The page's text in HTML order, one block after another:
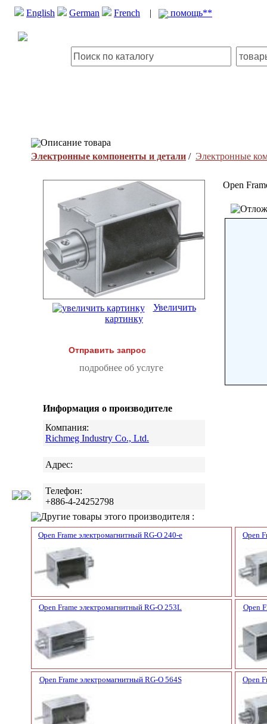
English German French | помощь**
Описание товара
Электронные компоненты и детали / Электронные
Увеличить
картинку
Отправить запрос
подробнее об услуге
Информация о производителе
Компания:
Richmeg Industry Co., Ltd.
Адрес:
Телефон:
+886-4-24252798
Open
Другие товары этого производителя :
Open Frame электромагнитный RG-O 240-е Open
Open Frame электромагнитный RG-O 253L Open
Open Frame электромагнитный RG-O 564S Open